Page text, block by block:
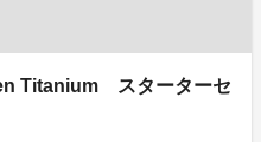
Titanium スターターセ